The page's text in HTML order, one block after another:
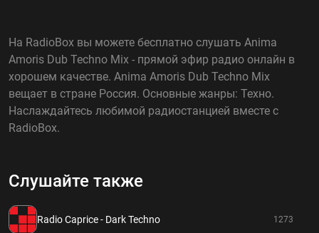
На RadioBox вы можете бесплатно слушать Anima
Amoris Dub Techno Mix - прямой эфир радио онлайн в
хорошем качестве. Anima Amoris Dub Techno Mix
вещает в стране Россия. Основные жанры: Техно.
Наслаждайтесь любимой радиостанцией вместе с
RadioBox.
Слушайте также
Radio Caprice - Dark Techno 1273